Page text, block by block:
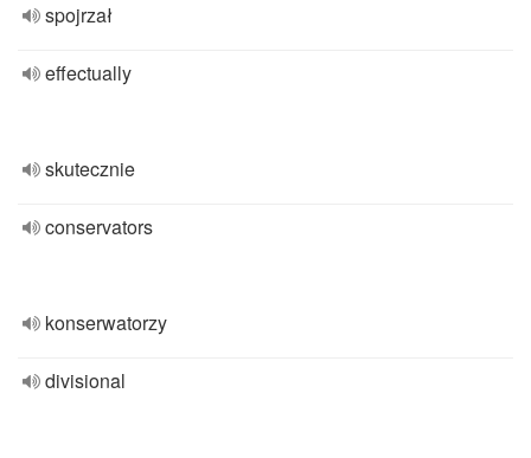
spojrzał
effectually
skutecznie
conservators
konserwatorzy
divisional